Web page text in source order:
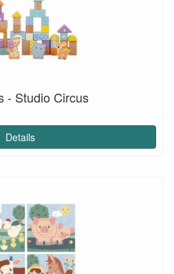
- Studio Circus
Details